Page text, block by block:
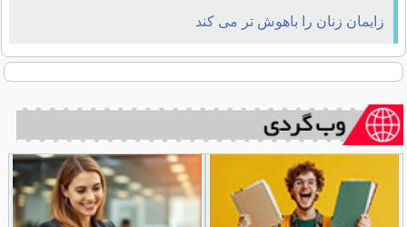
زایمان زنان را باهوش ‌تر می ‌کند